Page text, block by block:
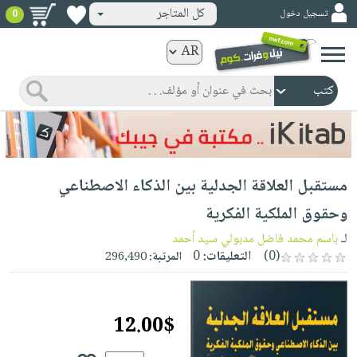
ورقية
المواضيع
صدر
حديثاً
الأكثر
مبيعاً
جوائز
شحن
مخفض
عروض
خاصة
صفحات
مشوقة
كتب
الكترونية
الرئيسية
صدر
حديثاً
الأكثر
مبيعاً
كتب
مجانية
صوتية
الصفحة
الرئيسية
بلا
حدود
أطفال
وناشئة
الصفحةوسائل
تسجيل دخول كل المتاجر 0
مستقبل العلاقة الجدلية بين الذكاء الاصطناعي
وحقوق الملكية الفكرية
لـباسم محمد فاضل مدبولي سيد أحمد
(0)
التعليقات:0 المرتبة:296,490
12.00$